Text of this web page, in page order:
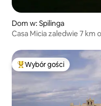
Dom w: Spilinga
Casa Micia zaledwie 7 km
Najpopularniejsze z
Wybór gości